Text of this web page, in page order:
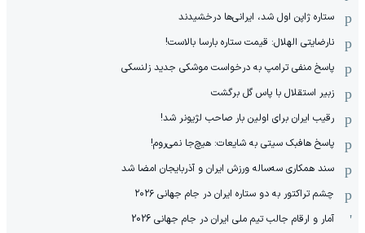
ستاره ژاپن اول شد، ایرانی‌ها درخشیدند
نارضایتی الهلال: قیمت ستاره بارسا بالاست!
پاسخ منفی ترامپ به درخواست موشکی جدید زلنسکی
زبیر استقلال با پاس گل برگشت
رقیب ایران برای اولین بار صاحب لژیونر شد!
پاسخ هافبک سیتی به شایعات: هیچ‌جا نمی‌روم!
سند همکاری سه‌ساله‌ ‌ورزش ایران و آذربایجان امضا شد
چشم تراکتور به دو ستاره ایران در جام جهانی ۲۰۲۶
آمار و ارقام جالب تیم ملی ایران در جام جهانی 2026